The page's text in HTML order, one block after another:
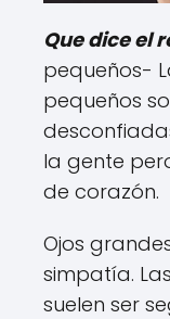
Que dice el
pequeños-
pequeños
la gente
de corazón.
Ojos
simpatía.
suelen ser